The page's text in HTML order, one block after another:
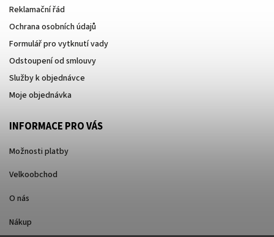
Reklamační řád
Ochrana osobních údajů
Formulář pro vytknutí vady
Odstoupení od smlouvy
Služby k objednávce
Moje objednávka
INFORMACE PRO VÁS
Možnosti platby
Velkoobchod
O nás
Nákup